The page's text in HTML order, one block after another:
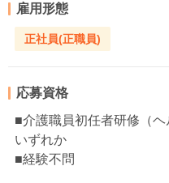
雇用形態
正社員(正職員)
応募資格
■介護職員初任者研修（
いずれか
■経験不問